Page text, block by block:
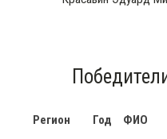
Регион Год ФИО